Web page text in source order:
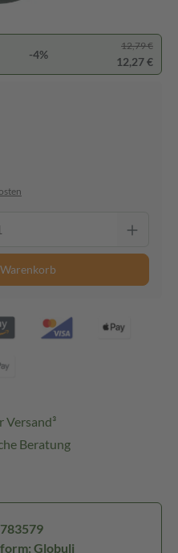
-4%
12,79 €
12,27 €
Versand³
Beratung
Globuli